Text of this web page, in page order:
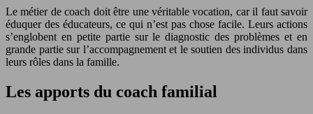
Le métier de coach doit être une véritable vocation, car il faut savoir
éduquer des éducateurs, ce qui n’est pas chose facile. Leurs actions
s’englobent en petite partie sur le diagnostic des problèmes et en
grande partie sur l’accompagnement et le soutien des individus dans
leurs rôles dans la famille.
Les apports du coach familial